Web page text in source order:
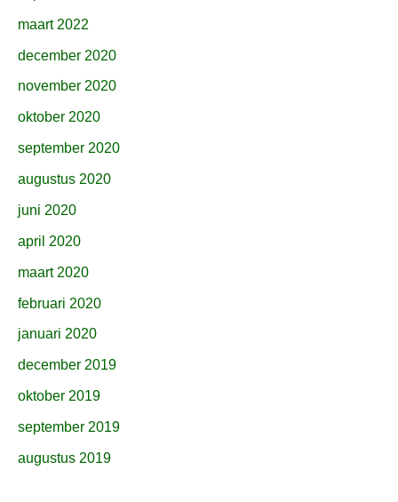
maart 2022
december 2020
november 2020
oktober 2020
september 2020
augustus 2020
juni 2020
april 2020
maart 2020
februari 2020
januari 2020
december 2019
oktober 2019
september 2019
augustus 2019